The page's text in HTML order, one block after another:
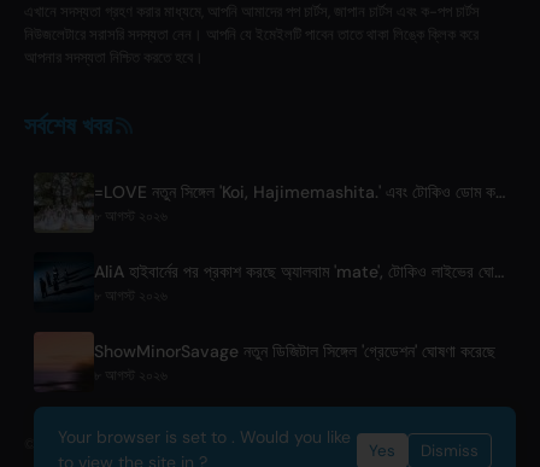
এখানে সদস্যতা গ্রহণ করার মাধ্যমে, আপনি আমাদের পপ চার্টস, জাপান চার্টস এবং ক-পপ চার্টস
নিউজলেটারে সরাসরি সদস্যতা নেন। আপনি যে ইমেইলটি পাবেন তাতে থাকা লিঙ্কে ক্লিক করে
আপনার সদস্যতা নিশ্চিত করতে হবে।
সর্বশেষ খবর
=LOVE নতুন সিঙ্গেল 'Koi, Hajimemashita.' এবং টোকিও ডোম কনসার্টের ঘোষণা দিল
AliA হাইবার্নের পর প্রকাশ করছে অ্যালবাম 'mate', টোকিও লাইভের ঘোষণা
ShowMinorSavage নতুন ডিজিটাল সিঙ্গেল 'গ্রেডেশন' ঘোষণা করেছে
© 2026 OnlyHit. All rights reserved. - Metadata provided byACRCloud
Your browser is set to . Would you like
to view the site in ?
Yes Dismiss